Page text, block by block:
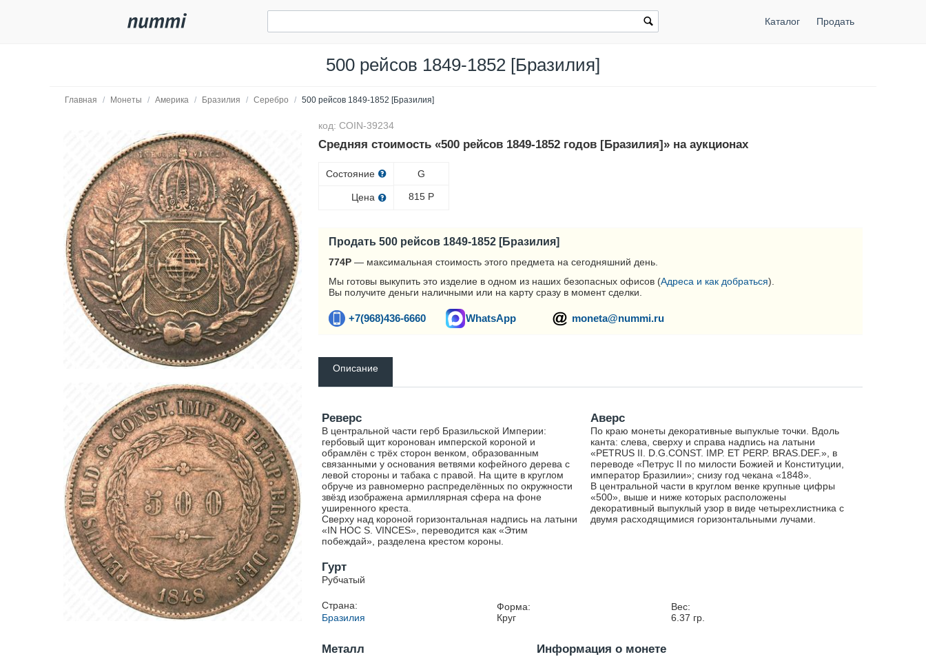
Каталог Продать
500 рейсов 1849-1852 [Бразилия]
Главная / Монеты / Америка / Бразилия / Серебро / 500 рейсов 1849-1852 [Бразилия]
код: COIN-39234
Средняя стоимость «500 рейсов 1849-1852 годов [Бразилия]» на аукционах
Состояние
Цена
G
815 Р
Продать 500 рейсов 1849-1852 [Бразилия]
774Р — максимальная стоимость этого предмета на сегодняшний день.
Мы готовы выкупить это изделие в одном из наших безопасных офисов (Адреса и как добраться).
Вы получите деньги наличными или на карту сразу в момент сделки.
+7(968)436-6660 WhatsApp moneta@nummi.ru
Описание
Реверс
В центральной части герб Бразильской Империи:
гербовый щит коронован имперской короной и
обрамлён с трёх сторон венком, образованным
связанными у основания ветвями кофейного дерева с
левой стороны и табака с правой. На щите в круглом
обруче из равномерно распределённых по окружности
звёзд изображена армиллярная сфера на фоне
уширенного креста.
Сверху над короной горизонтальная надпись на латыни
«IN HOC S. VINCES», переводится как «Этим
побеждай», разделена крестом короны.
Аверс
По краю монеты декоративные выпуклые точки. Вдоль
канта: слева, сверху и справа надпись на латыни
«PETRUS II. D.G.CONST. IMP. ET PERP. BRAS.DEF.», в
переводе «Петрус II по милости Божией и Конституции,
император Бразилии»; снизу год чекана «1848».
В центральной части в круглом венке крупные цифры
«500», выше и ниже которых расположены
декоративный выпуклый узор в виде четырехлистника с
двумя расходящимися горизонтальными лучами.
Гурт
Рубчатый
Страна:
Бразилия
Форма:
Круг
Вес:
6.37 гр.
Металл Информация о монете